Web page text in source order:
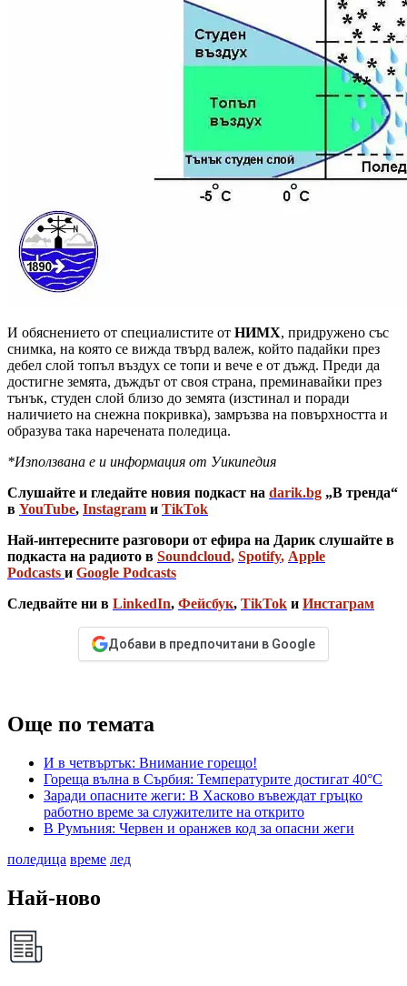
И обяснението от специалистите от НИМХ, придружено със
снимка, на която се вижда твърд валеж, който падайки през
дебел слой топъл въздух се топи и вече е от дъжд. Преди да
достигне земята, дъждът от своя страна, преминавайки през
тънък, студен слой близо до земята (изстинал и поради
наличието на снежна покривка), замръзва на повърхността и
образува така наречената поледица.
*Използвана е и информация от Уикипедия
Слушайте и гледайте новия подкаст на darik.bg „В тренда“
в YouTube, Instagram и TikTok
Най-интересните разговори от ефира на Дарик слушайте в
подкаста на радиото в Soundcloud, Spotify, Apple
Podcasts и Google Podcasts
Следвайте ни в LinkedIn, Фейсбук, TikTok и Инстаграм
Добави в предпочитани в Google
Още по темата
И в четвъртък: Внимание горещо!
Гореща вълна в Сърбия: Температурите достигат 40°C
Заради опасните жеги: В Хасково въвеждат гръцко
работно време за служителите на открито
В Румъния: Червен и оранжев код за опасни жеги
поледица време лед
Най-ново